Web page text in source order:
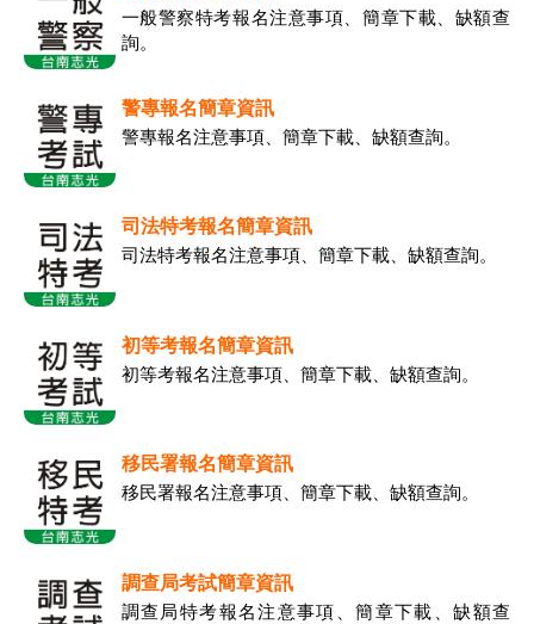
一般警察特考報名注意事項、簡章下載、缺額查
詢。
警專報名簡章資訊
警專報名注意事項、簡章下載、缺額查詢。
司法特考報名簡章資訊
司法特考報名注意事項、簡章下載、缺額查詢。
初等考報名簡章資訊
初等考報名注意事項、簡章下載、缺額查詢。
移民署報名簡章資訊
移民署報名注意事項、簡章下載、缺額查詢。
調查局考試簡章資訊
調查局特考報名注意事項、簡章下載、缺額查